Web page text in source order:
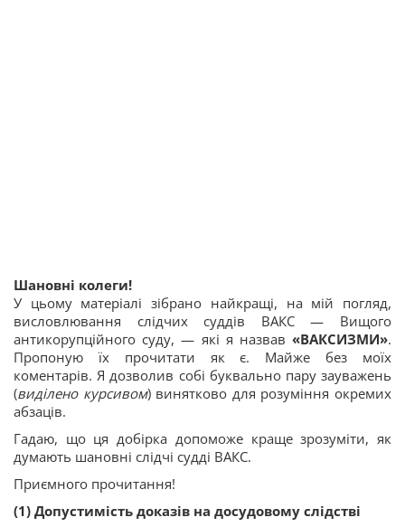
Шановні колеги!
У цьому матеріалі зібрано найкращі, на мій погляд,
висловлювання слідчих суддів ВАКС — Вищого
антикорупційного суду, — які я назвав «ВАКСИЗМИ».
Пропоную їх прочитати як є. Майже без моїх
коментарів. Я дозволив собі буквально пару зауважень
(виділено курсивом) винятково для розуміння окремих
абзаців.
Гадаю, що ця добірка допоможе краще зрозуміти, як
думають шановні слідчі судді ВАКС.
Приємного прочитання!
(1) Допустимість доказів на досудовому слідстві